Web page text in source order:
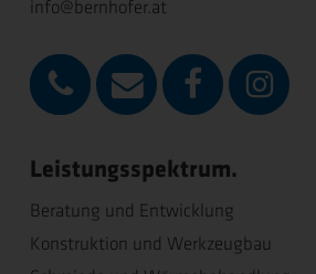
info@bernhofer.at
Leistungsspektrum.
Beratung und Entwicklung
Konstruktion und Werkzeugbau